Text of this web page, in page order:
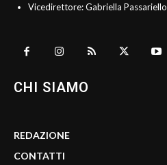
Vicedirettore: Gabriella Passariello
CHI SIAMO
REDAZIONE
CONTATTI